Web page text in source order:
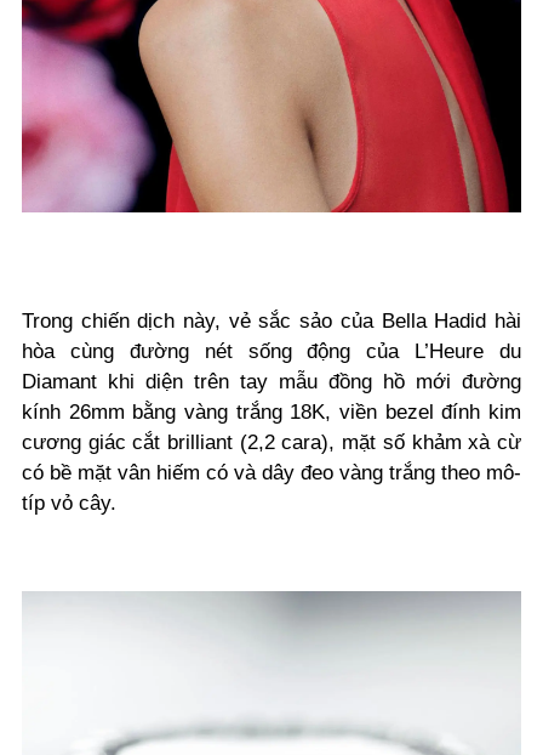
Trong chiến dịch này, vẻ sắc sảo của Bella Hadid hài
hòa cùng đường nét sống động của L’Heure du
Diamant khi diện trên tay mẫu đồng hồ mới đường
kính 26mm bằng vàng trắng 18K, viền bezel đính kim
cương giác cắt brilliant (2,2 cara), mặt số khảm xà cừ
có bề mặt vân hiếm có và dây đeo vàng trắng theo mô-
típ vỏ cây.